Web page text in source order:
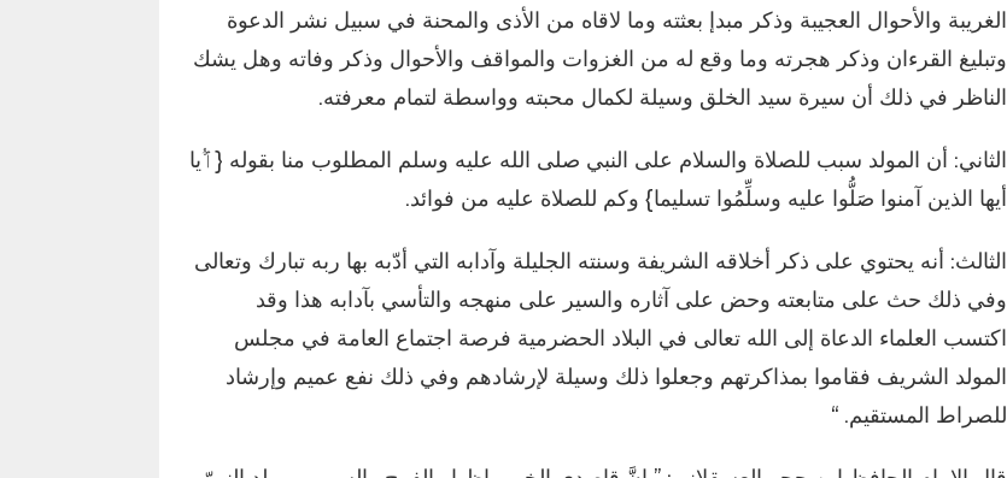
الغريبة والأحوال العجيبة وذكر مبدإ بعثته وما لاقاه من الأذى والمحنة في سبيل نشر الدعوة
وتبليغ القرءان وذكر هجرته وما وقع له من الغزوات والمواقف والأحوال وذكر وفاته وهل يشك
الناظر في ذلك أن سيرة سيد الخلق وسيلة لكمال محبته وواسطة لتمام معرفته.
الثاني: أن المولد سبب للصلاة والسلام على النبي صلى الله عليه وسلم المطلوب منا بقوله {ﭐﱡيا
أيها الذين آمنوا صَلُّوا عليه وسلِّمُوا تسليما} وكم للصلاة عليه من فوائد.
الثالث: أنه يحتوي على ذكر أخلاقه الشريفة وسنته الجليلة وآدابه التي أدّبه بها ربه تبارك وتعالى
وفي ذلك حث على متابعته وحض على آثاره والسير على منهجه والتأسي بآدابه هذا وقد
اكتسب العلماء الدعاة إلى الله تعالى في البلاد الحضرمية فرصة اجتماع العامة في مجلس
المولد الشريف فقاموا بمذاكرتهم وجعلوا ذلك وسيلة لإرشادهم وفي ذلك نفع عميم وإرشاد
للصراط المستقيم. “